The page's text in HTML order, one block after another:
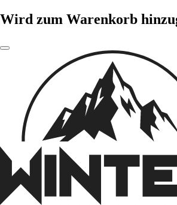
Wird zum Warenkorb